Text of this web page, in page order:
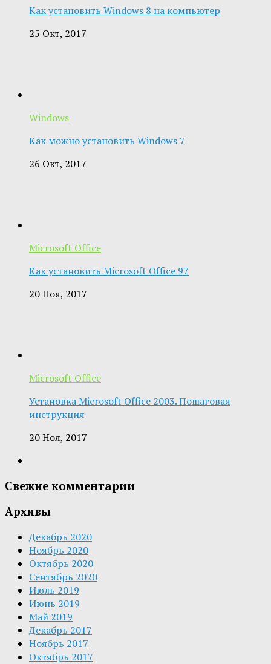
Как установить Windows 8 на компьютер
25 Окт, 2017
Windows
Как можно установить Windows 7
26 Окт, 2017
Microsoft Office
Как установить Microsoft Office 97
20 Ноя, 2017
Microsoft Office
Установка Microsoft Office 2003. Пошаговая
инструкция
20 Ноя, 2017
Свежие комментарии
Архивы
Декабрь 2020
Ноябрь 2020
Октябрь 2020
Сентябрь 2020
Июль 2019
Июнь 2019
Май 2019
Декабрь 2017
Ноябрь 2017
Октябрь 2017